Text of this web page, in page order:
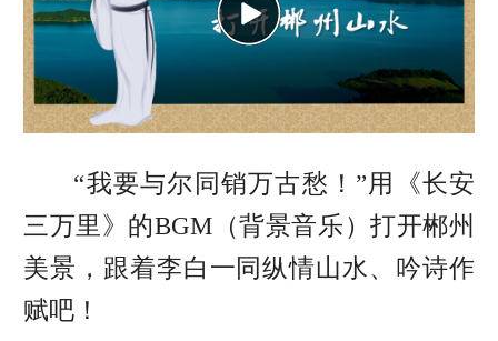
“我要与尔同销万古愁！”用《长安
三万里》的BGM（背景音乐）打开郴州
美景，跟着李白一同纵情山水、吟诗作
赋吧！